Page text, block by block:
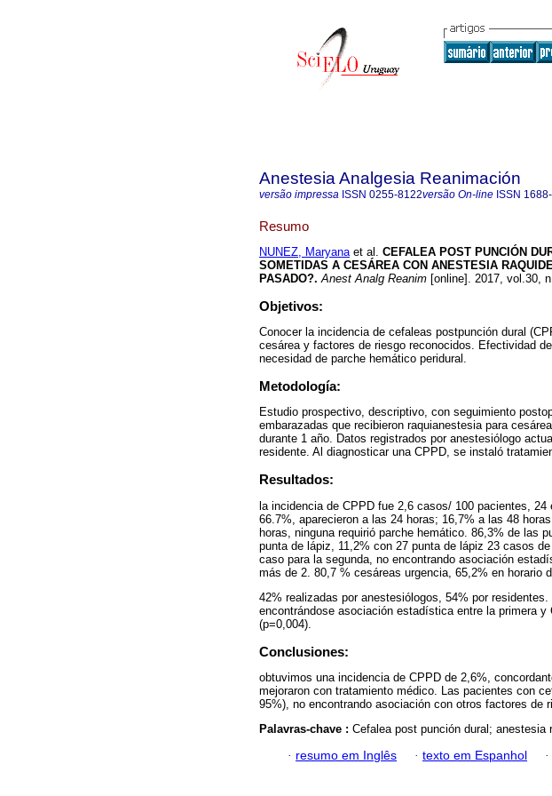
Anestesia Analgesia Reanimación
versão impressa ISSN 0255-8122versão On-line ISSN
Resumo
NUNEZ, Maryanaet al. CEFALEA POST PUNCIÓN
SOMETIDAS A CESÁREA CON ANESTESIA
PASADO?. Anest Analg Reanim [online]. 2017, vol.30,
Objetivos:
Conocer la incidencia de cefaleas postpunción dural
cesárea y factores de riesgo reconocidos. Efectividad
necesidad de parche hemático peridural.
Metodología:
Estudio prospectivo, descriptivo, con seguimiento
embarazadas que recibieron raquianestesia para
durante 1 año. Datos registrados por anestesiólogo
residente. Al diagnosticar una CPPD, se instaló
Resultados:
la incidencia de CPPD fue 2,6 casos/ 100 pacientes, 24
66.7%, aparecieron a las 24 horas; 16,7% a las 48
horas, ninguna requirió parche hemático. 86,3% de las
punta de lápiz, 11,2% con 27 punta de lápiz 23 casos
caso para la segunda, no encontrando asociación
más de 2. 80,7 % cesáreas urgencia, 65,2% en horario
42% realizadas por anestesiólogos, 54% por
encontrándose asociación estadística entre la primera
(p=0,004).
Conclusiones:
obtuvimos una incidencia de CPPD de 2,6%,
mejoraron con tratamiento médico. Las pacientes con
95%), no encontrando asociación con otros factores de
Palavras-chave : Cefalea post punción dural; anestesia
· resumo em Inglês · texto em Espanhol ·